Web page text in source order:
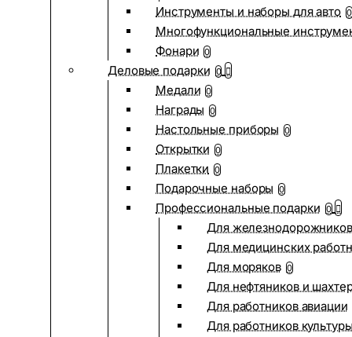
Инструменты и наборы для авто 0
Многофункциональные
Фонари 0
Деловые подарки 0
Медали 0
Награды 0
Настольные приборы 0
Открытки 0
Плакетки 0
Подарочные наборы 0
Профессиональные подарки 0
Для железнодорожников
Для медицинских
Для моряков 0
Для нефтяников и
Для работников авиации
Для работников